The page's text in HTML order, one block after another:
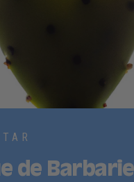
de Barbarie